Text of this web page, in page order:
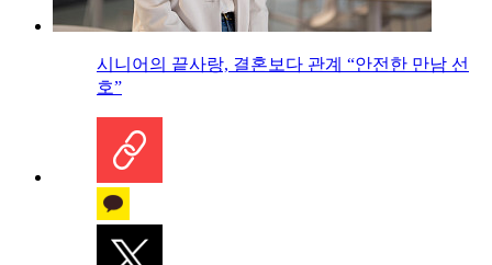
시니어의 끝사랑, 결혼보다 관계 “안전한 만남 선
호”